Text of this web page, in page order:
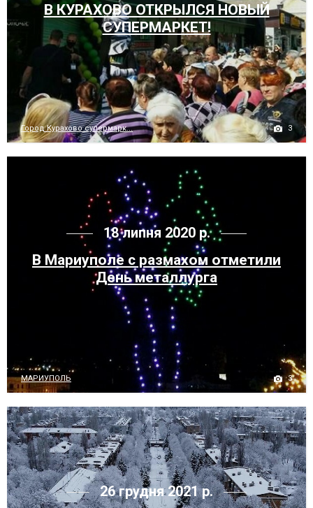
В КУРАХОВО ОТКРЫЛСЯ НОВЫЙ
СУПЕРМАРКЕТ!
Город Курахово супермарк... 3
18 липня 2020 р.
В Мариуполе с размахом отметили
День металлурга
МАРИУПОЛЬ 3
26 грудня 2021 р.